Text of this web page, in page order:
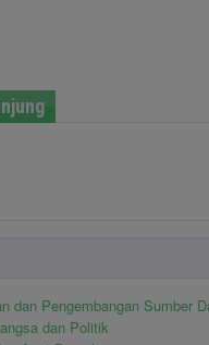
dan Pengembangan Sumber
dan Politik